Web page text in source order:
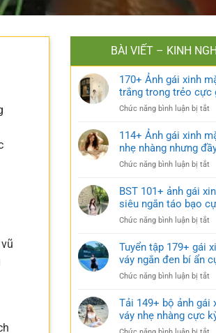
BÀI VIẾT – KINH
170+ Ảnh gái xinh
trắng trong trẻo cực
Chức năng bình luận bị tắt
gái
114+ Ảnh gái xinh
nhẹ nhàng nhưng
Chức năng bình luận bị tắt
BST 101+ ảnh gái
siêu ngắn táo bạo
Chức năng bình luận bị tắt
gái
Tuyển tập 179+ gái
váy ngắn đen bí ẩn
Chức năng bình luận bị tắt
gái
Tải 149+ bộ ảnh gái
váy nhẹ nhàng cực